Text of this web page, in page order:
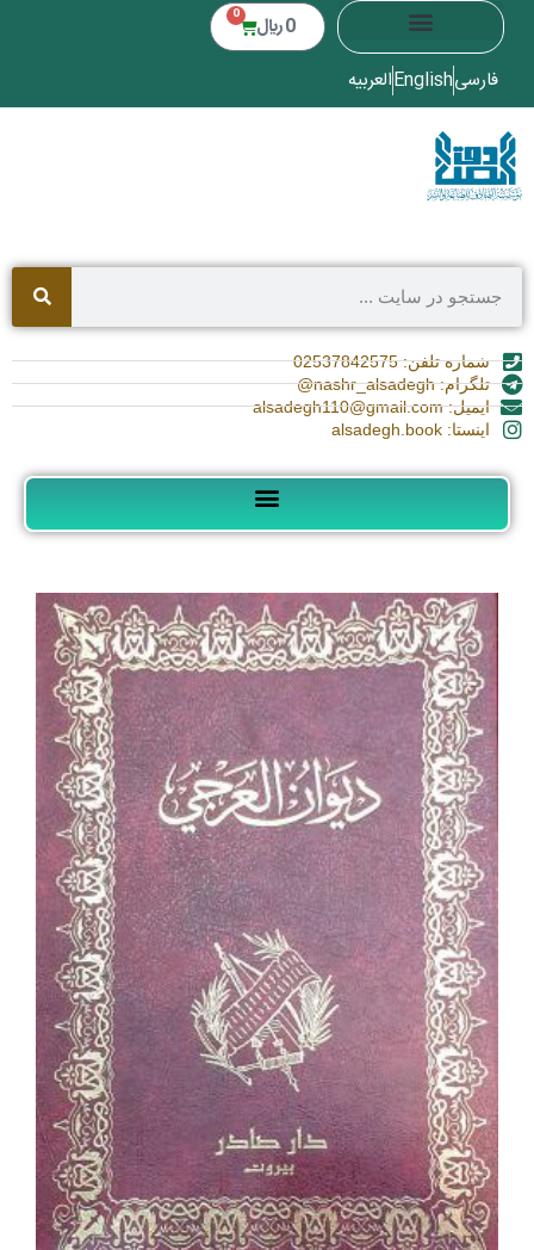
0 ﷼ 0
فارسیEnglishالعربیه
شماره تلفن: 02537842575
تلگرام: nashr_alsadegh@
ایمیل: alsadegh110@gmail.com
اینستا: alsadegh.book